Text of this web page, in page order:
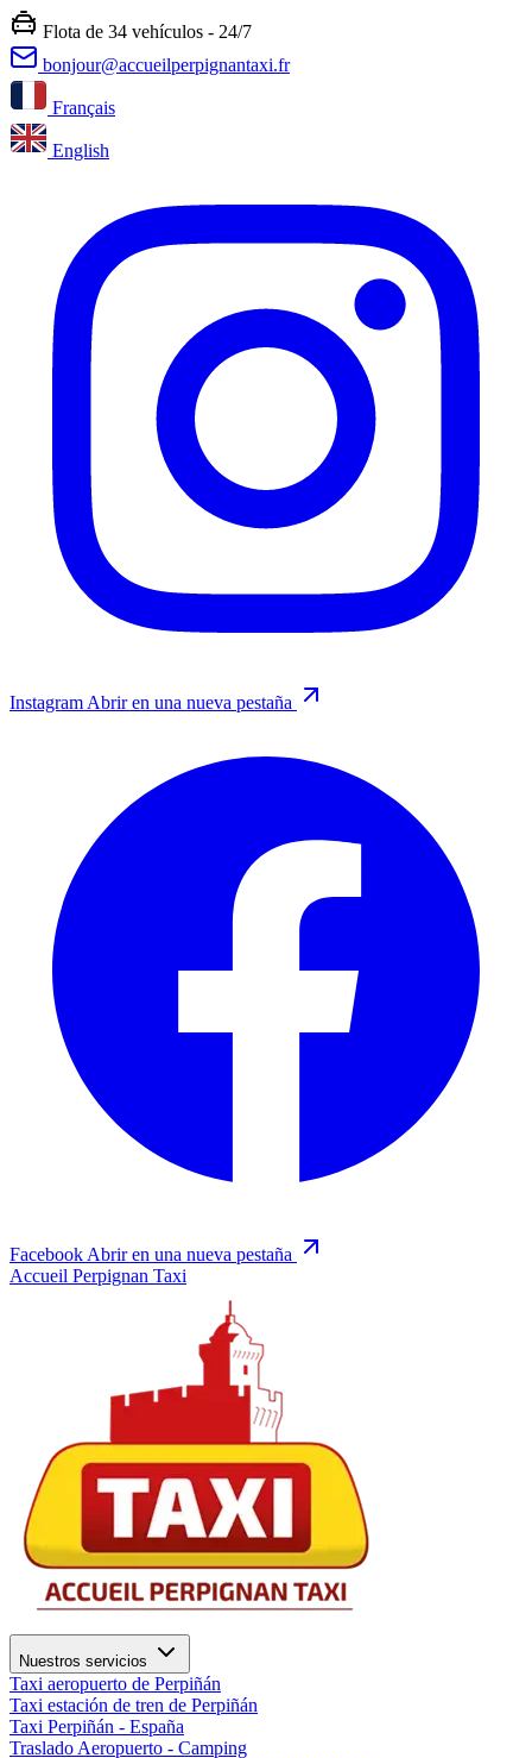
Flota de 34 vehículos - 24/7
bonjour@accueilperpignantaxi.fr
Français
English
Instagram Abrir en una nueva pestaña
Facebook Abrir en una nueva pestaña
Accueil Perpignan Taxi
Nuestros servicios
Taxi aeropuerto de Perpiñán
Taxi estación de tren de Perpiñán
Taxi Perpiñán - España
Traslado Aeropuerto - Camping